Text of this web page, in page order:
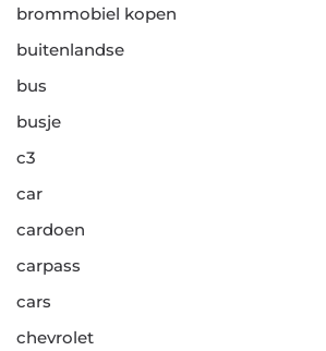
brommobiel kopen
buitenlandse
bus
busje
c3
car
cardoen
carpass
cars
chevrolet